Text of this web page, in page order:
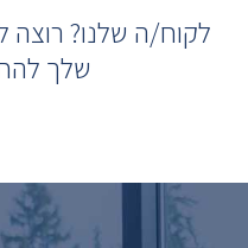
לקוח/ה שלנו?
שלך